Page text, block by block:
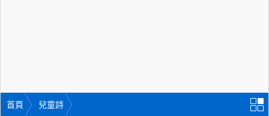
首頁 兒童詩